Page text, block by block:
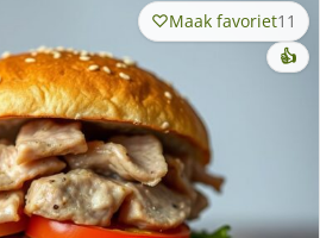
Maak favoriet11
👍